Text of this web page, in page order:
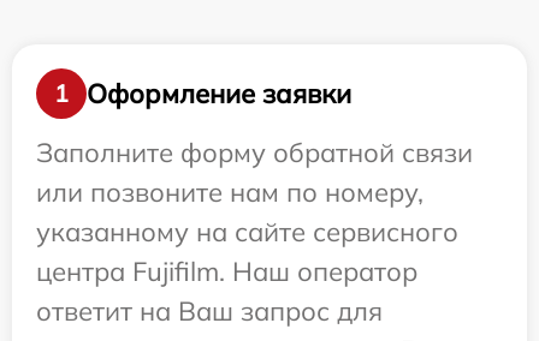
1
Оформление заявки
Заполните форму обратной связи
или позвоните нам по номеру,
указанному на сайте сервисного
центра Fujifilm. Наш оператор
ответит на Ваш запрос для